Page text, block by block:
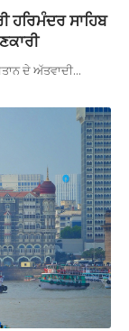
ਹਰਿਮੰਦਰ ਸਾਹਿਬ
ਦੇ ਅੱਤਵਾਦੀ…